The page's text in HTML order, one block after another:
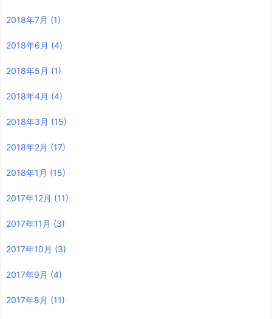
2018年7月 (1)
2018年6月 (4)
2018年5月 (1)
2018年4月 (4)
2018年3月 (15)
2018年2月 (17)
2018年1月 (15)
2017年12月 (11)
2017年11月 (3)
2017年10月 (3)
2017年9月 (4)
2017年8月 (11)